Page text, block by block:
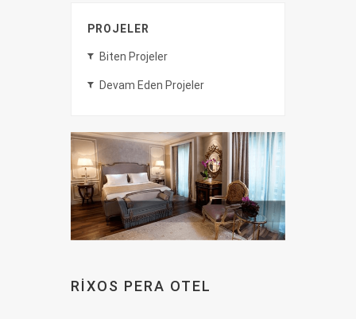
PROJELER
Biten Projeler
Devam Eden Projeler
RIXOS PERA OTEL